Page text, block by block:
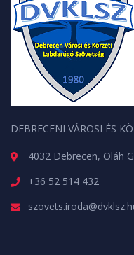
DEBRECENI VÁROSI ÉS
4032 Debrecen, Oláh
+36 52 514 432